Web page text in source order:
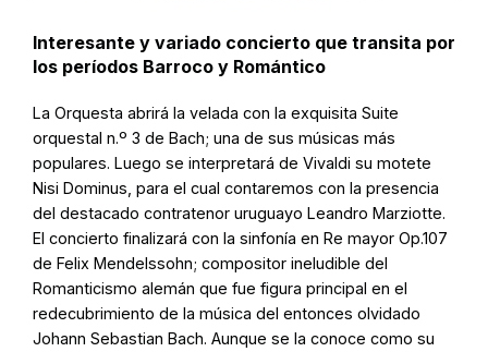
Interesante y variado concierto que transita por
los períodos Barroco y Romántico
La Orquesta abrirá la velada con la exquisita Suite
orquestal n.º 3 de Bach; una de sus músicas más
populares. Luego se interpretará de Vivaldi su motete
Nisi Dominus, para el cual contaremos con la presencia
del destacado contratenor uruguayo Leandro Marziotte.
El concierto finalizará con la sinfonía en Re mayor Op.107
de Felix Mendelssohn; compositor ineludible del
Romanticismo alemán que fue figura principal en el
redecubrimiento de la música del entonces olvidado
Johann Sebastian Bach. Aunque se la conoce como su